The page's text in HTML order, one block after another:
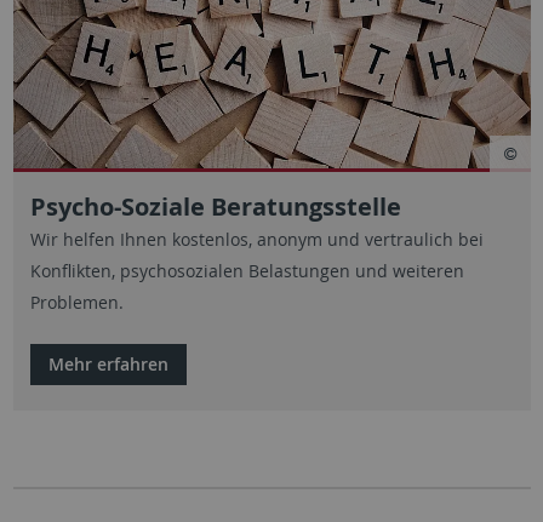
Psycho-Soziale Beratungsstelle
Wir helfen Ihnen kostenlos, anonym und vertraulich bei
Konflikten, psychosozialen Belastungen und weiteren
Problemen.
Mehr erfahren